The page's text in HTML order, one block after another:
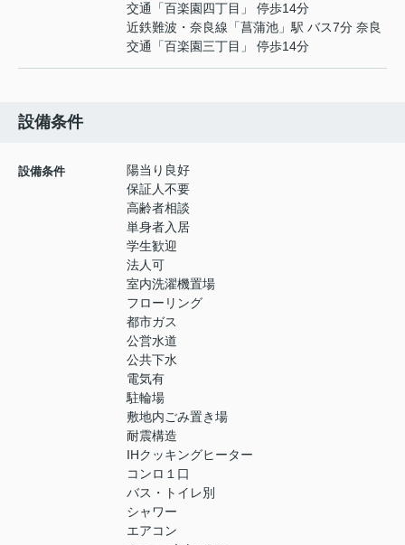
交通「百楽園四丁目」 停歩14分
近鉄難波・奈良線 「菖蒲池 」駅 バス7分 奈良
交通「百楽園三丁目」 停歩14分
設備条件
設備条件
陽当り良好
保証人不要
高齢者相談
単身者入居
学生歓迎
法人可
室内洗濯機置場
フローリング
都市ガス
公営水道
公共下水
電気有
駐輪場
敷地内ごみ置き場
耐震構造
IHクッキングヒーター
コンロ１口
バス・トイレ別
シャワー
エアコン